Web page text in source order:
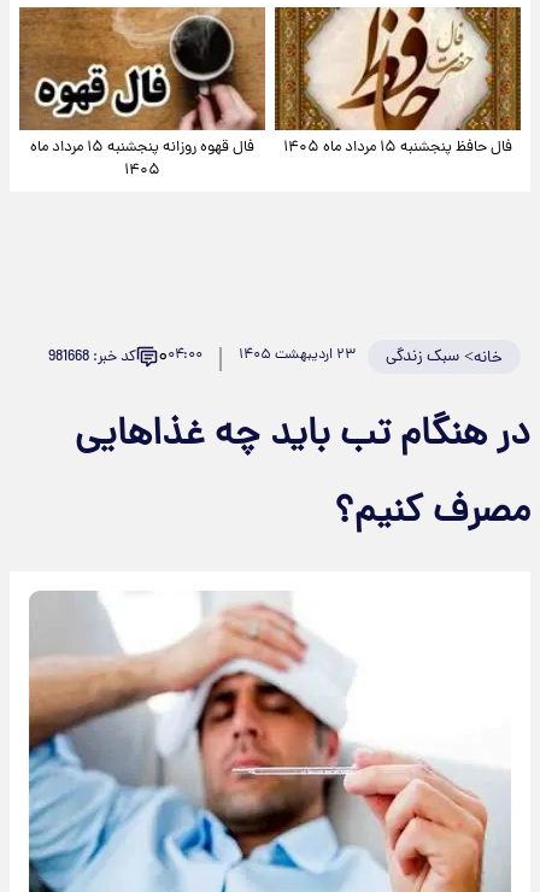
فال حافظ پنجشنبه ۱۵ مرداد ماه ۱۴۰۵
فال قهوه روزانه پنجشنبه ۱۵ مرداد ماه
۱۴۰۵
خانه>سبک زندگی ۲۳ اردیبهشت ۱۴۰۵ ۰۴:۰۰۰ کد خبر: 981668
در هنگام تب باید چه غذا‌هایی
مصرف کنیم؟